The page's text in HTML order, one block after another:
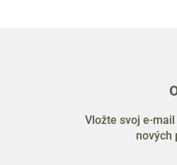
Vložte svoj e-
nových